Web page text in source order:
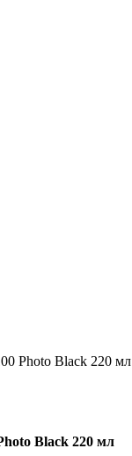
Photo Black 220 мл
Black 220 мл